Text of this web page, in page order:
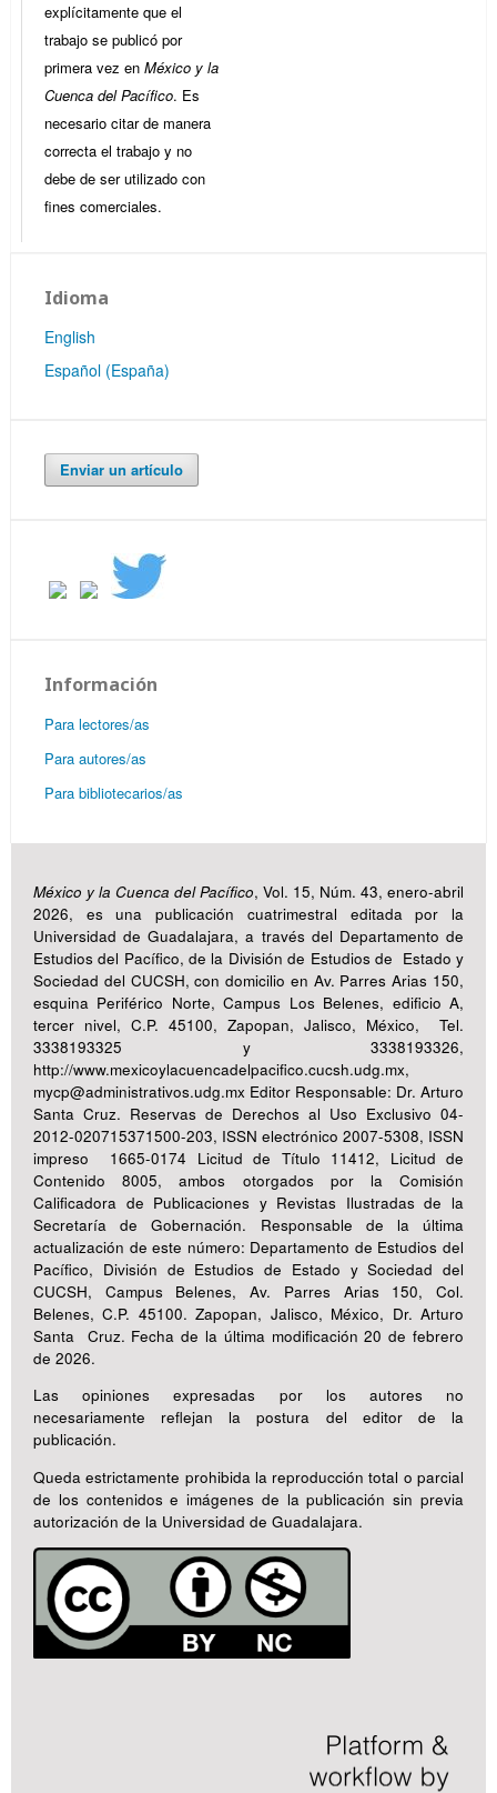
explícitamente que el
trabajo se publicó por
primera vez en México y la
Cuenca del Pacífico. Es
necesario citar de manera
correcta el trabajo y no
debe de ser utilizado con
fines comerciales.
Idioma
English
Español (España)
Enviar un artículo
Información
Para lectores/as
Para autores/as
Para bibliotecarios/as
México y la Cuenca del Pacífico, Vol. 15, Núm. 43, enero-abril
2026, es una publicación cuatrimestral editada por la
Universidad de Guadalajara, a través del Departamento de
Estudios del Pacífico, de la División de Estudios de Estado y
Sociedad del CUCSH, con domicilio en Av. Parres Arias 150,
esquina Periférico Norte, Campus Los Belenes, edificio A,
tercer nivel, C.P. 45100, Zapopan, Jalisco, México, Tel.
3338193325 y 3338193326,
http://www.mexicoylacuencadelpacifico.cucsh.udg.mx,
mycp@administrativos.udg.mx Editor Responsable: Dr. Arturo
Santa Cruz. Reservas de Derechos al Uso Exclusivo 04-
2012-020715371500-203, ISSN electrónico 2007-5308, ISSN
impreso 1665-0174 Licitud de Título 11412, Licitud de
Contenido 8005, ambos otorgados por la Comisión
Calificadora de Publicaciones y Revistas Ilustradas de la
Secretaría de Gobernación. Responsable de la última
actualización de este número: Departamento de Estudios del
Pacífico, División de Estudios de Estado y Sociedad del
CUCSH, Campus Belenes, Av. Parres Arias 150, Col.
Belenes, C.P. 45100. Zapopan, Jalisco, México, Dr. Arturo
Santa Cruz. Fecha de la última modificación 20 de febrero
de 2026.
Las opiniones expresadas por los autores no
necesariamente reflejan la postura del editor de la
publicación.
Queda estrictamente prohibida la reproducción total o parcial
de los contenidos e imágenes de la publicación sin previa
autorización de la Universidad de Guadalajara.